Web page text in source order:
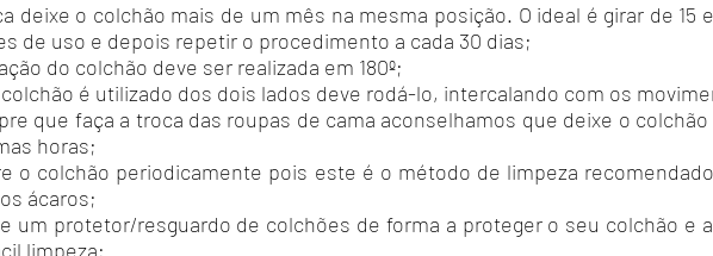
deixe o colchão mais de um mês na mesma posição. O ideal é girar de 15
de uso e depois repetir o procedimento a cada 30 dias;
do colchão deve ser realizada em 180º;
é utilizado dos dois lados deve rodá-lo, intercalando com os
que faça a troca das roupas de cama aconselhamos que deixe o
horas;
o colchão periodicamente pois este é o método de limpeza
ácaros;
um protetor/resguardo de colchões de forma a proteger o seu colchão e
limpeza;